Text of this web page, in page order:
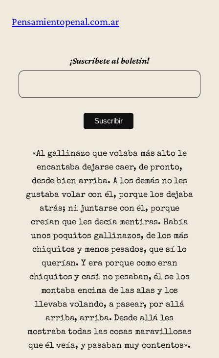
Pensamientopenal.com.ar
¡Suscríbete al boletín!
«Al gallinazo que volaba más alto le
encantaba dejarse caer, de pronto,
desde bien arriba. A los demás no les
gustaba volar con él, porque los dejaba
atrás; ni juntarse con él, porque
creían que les decía mentiras. Había
unos poquitos gallinazos, de los más
chiquitos y menos pesados, que sí lo
querían. Y era porque como eran
chiquitos y casi no pesaban, él se los
montaba encima de las alas y los
llevaba volando, a pasear, por allá
arriba, arriba. Desde allá les
mostraba todas las cosas maravillosas
que él veía, y pasaban muy contentos».